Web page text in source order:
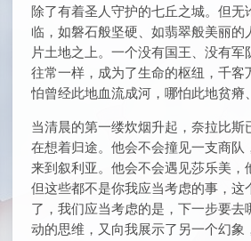
除了有着圣人守护的七丘之城。但无
临，如磐石般坚硬、如翡翠般美丽的
片土地之上。一个没有国王、没有军
往常一样，成为了生命的枢纽，千客
怕曾经此地血流成河，哪怕此地贫
当清晨的第一缕炊烟升起，奈拉比斯
在想着归途。他会不会撞见一支商队
来到叙利亚。他会不会遇见莎乐美，
但这些都不是你我应当考虑的事，这
了，我们应当考虑的是，下一步要去
动的思维，又向我展示了另一个幻象